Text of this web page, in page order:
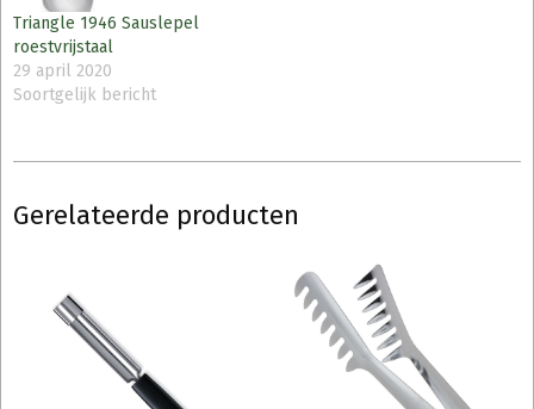
Triangle 1946 Sauslepel
roestvrijstaal
29 april 2020
Soortgelijk bericht
Gerelateerde producten